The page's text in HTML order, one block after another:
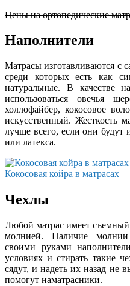
Цены на ортопедические
Наполнители
Матрасы изготавливаются с
среди которых есть как
натуральные. В качестве
использоваться овечья
холлофайбер, кокосовое
искусственный. Жесткость
лучше всего, если они будут
или латекса.
Кокосовая койра в матрасах
Чехлы
Любой матрас имеет
молнией. Наличие
своими руками
условиях и стирать такие
сядут, и надеть их назад не
помогут наматрасники.